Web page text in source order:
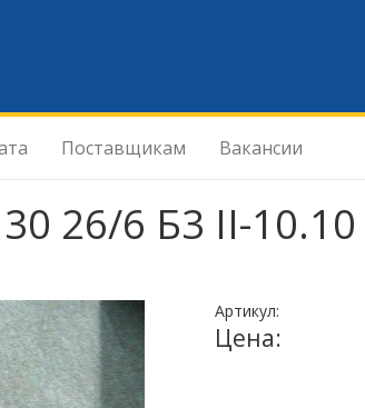
Поставщикам Вакансии
26/6 Б3 II-10.10
Артикул:
Цена: